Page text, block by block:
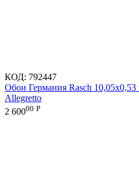
КОД: 792447
Обои Германия Rasch
Allegretto
2 60000 Р